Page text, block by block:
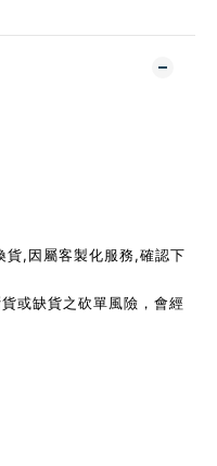
,因屬客製化服務,確認下
或缺貨之砍單風險，會經